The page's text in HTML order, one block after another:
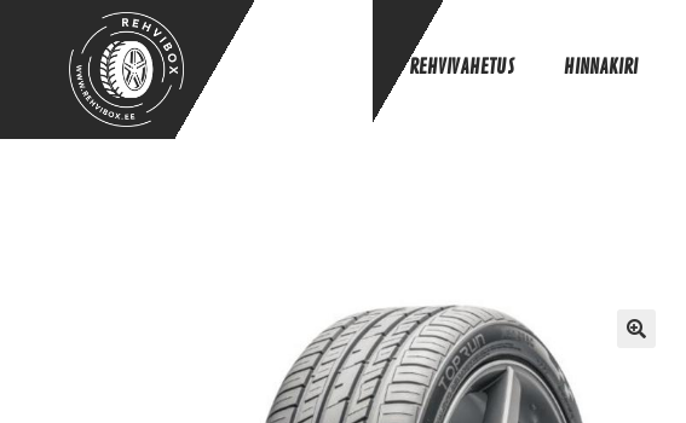
REHVIVAHETUS HINNAKIRI